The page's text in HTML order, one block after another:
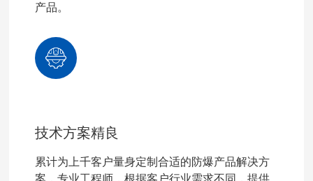
产品。
技术方案精良
累计为上千客户量身定制合适的防爆产品解决方